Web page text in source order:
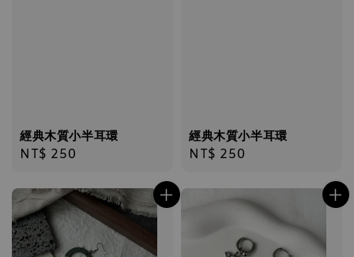
經典木質小半耳環
Regular
NT$ 250
經典木質小半耳環
Regular
NT$ 250